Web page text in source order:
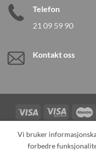
Telefon
21 09 59 90
Kontakt oss
Visa
Visa
Electron
Vi bruker
forbedre